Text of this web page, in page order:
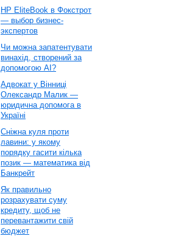
HP EliteBook в Фокстрот
— выбор бизнес-
экспертов
Чи можна запатентувати
винахід, створений за
допомогою AI?
Адвокат у Вінниці
Олександр Малик —
юридична допомога в
Україні
Сніжна куля проти
лавини: у якому
порядку гасити кілька
позик — математика від
Банкрейт
Як правильно
розрахувати суму
кредиту, щоб не
перевантажити свій
бюджет